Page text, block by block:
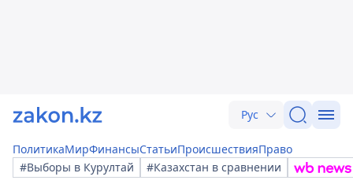
Рус
ПолитикаМирФинансыСтатьиПроисшествияПраво
#Выборы в Курултай
#Казахстан в сравнении